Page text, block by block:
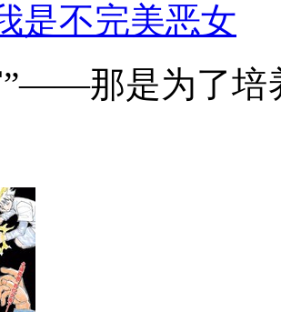
是不完美恶女
”——那是为了培